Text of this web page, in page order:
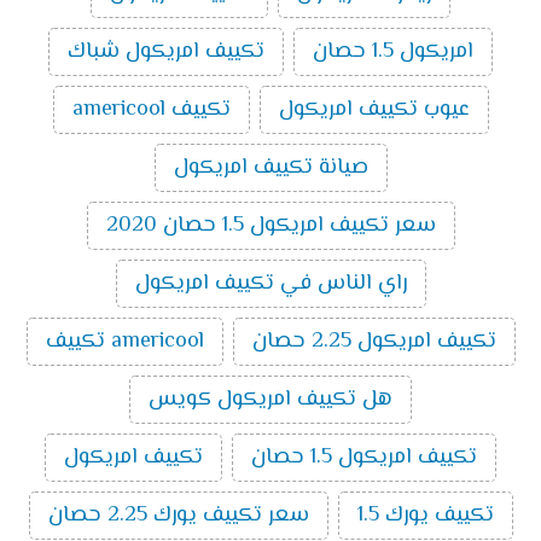
حصان بارد ساخن10000
سعر تكييف ميديا اسبليت ارضي سقفي 3 حصان
بارد ساخن11800
سعر تكييف ميديا اسبليت ارضي سقفي 4 حصان
بارد ساخن16200
بارد ساخن18300
تكييفات ميديا
تُعد تكييفات ميديا من ماركات التكييف المتميزة التي تتوفر
بالأسواق ومن أهم مميزاتها سعرها المناسب ومن أهم ما
يميز تكييفات ميديا الآتي:
الذكاء الصناعي:تُعتبر تكييفات ميديا من أفضل
ماركات التكييف الذكية حيث أن بعض الموديلات التي
تصدر منه تمتلك إمكانية الاتصال بالواي فاي والتي
تسمح بالتحكم فيه من خارج المنزل.
خاصية البلازما: تنقي هذه الخاصية الموجودة في عدد
امريكول 1.5 حصان
تكييف امريكول شباك
عيوب تكييف امريكول
تكييف americool
صيانة تكييف امريكول
سعر تكييف امريكول 1.5 حصان 2020
راي الناس في تكييف امريكول
تكييف امريكول 2.25 حصان
americool تكييف
هل تكييف امريكول كويس
تكييف امريكول 1.5 حصان
تكييف امريكول
تكييف يورك 1.5
سعر تكييف يورك 2.25 حصان